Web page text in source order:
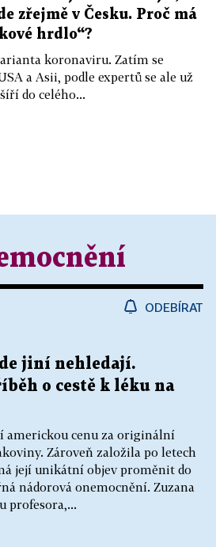
zřejmě v Česku. Proč má
hrdlo“?
koronaviru. Zatím se
a Asii, podle expertů se ale už
do celého...
ODEBÍRAT
jiní nehledají.
o cestě k léku na
americkou cenu za originální
Zároveň založila po letech
její unikátní objev proměnit do
nádorová onemocnění. Zuzana
profesora,...